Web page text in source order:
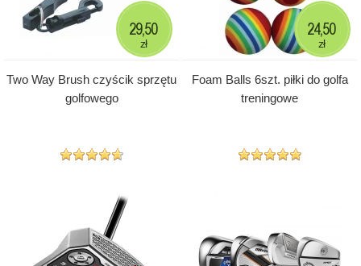
Two Way Brush czyścik sprzętu
golfowego
29,50
zł
Foam Balls 6szt. piłki do golfa
treningowe
24,50
zł